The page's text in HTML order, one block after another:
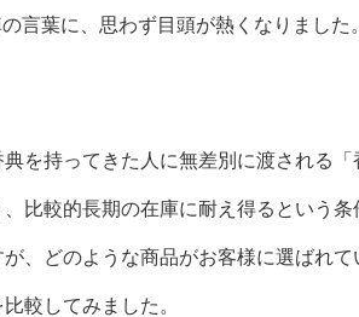
言葉に、思わず目頭が熱くなりました。
を持ってきた人に無差別に渡される
比較的長期の在庫に耐え得るという
、どのような商品がお客様に選ばれ
較してみました。